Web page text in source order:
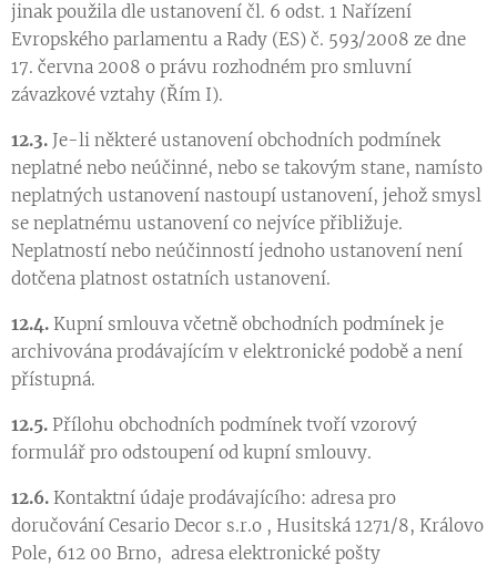
jinak použila dle ustanovení čl. 6 odst. 1 Nařízení
Evropského parlamentu a Rady (ES) č. 593/2008 ze dne
17. června 2008 o právu rozhodném pro smluvní
závazkové vztahy (Řím I).
12.3. Je-li některé ustanovení obchodních podmínek
neplatné nebo neúčinné, nebo se takovým stane, namísto
neplatných ustanovení nastoupí ustanovení, jehož smysl
se neplatnému ustanovení co nejvíce přibližuje.
Neplatností nebo neúčinností jednoho ustanovení není
dotčena platnost ostatních ustanovení.
12.4. Kupní smlouva včetně obchodních podmínek je
archivována prodávajícím v elektronické podobě a není
přístupná.
12.5. Přílohu obchodních podmínek tvoří vzorový
formulář pro odstoupení od kupní smlouvy.
12.6. Kontaktní údaje prodávajícího: adresa pro
doručování Cesario Decor s.r.o , Husitská 1271/8, Královo
Pole, 612 00 Brno, adresa elektronické pošty